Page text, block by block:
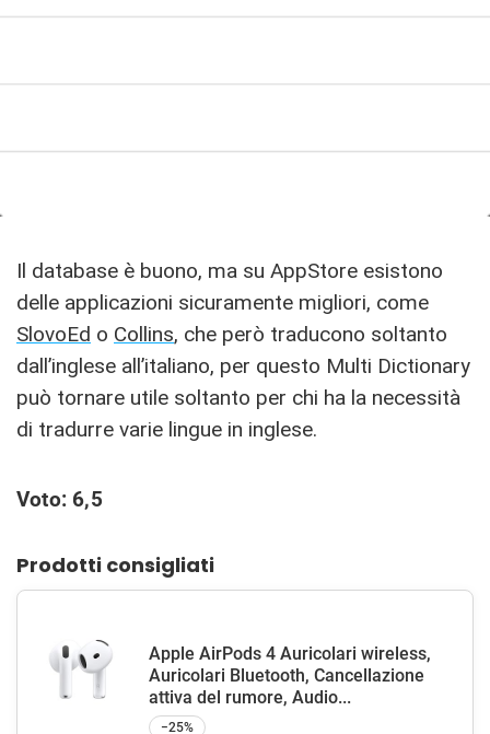
Il database è buono, ma su AppStore esistono
delle applicazioni sicuramente migliori, come
SlovoEd o Collins, che però traducono soltanto
dall’inglese all’italiano, per questo Multi Dictionary
può tornare utile soltanto per chi ha la necessità
di tradurre varie lingue in inglese.
Voto: 6,5
Prodotti consigliati
Apple AirPods 4 Auricolari wireless,
Auricolari Bluetooth, Cancellazione
attiva del rumore, Audio...
−25%